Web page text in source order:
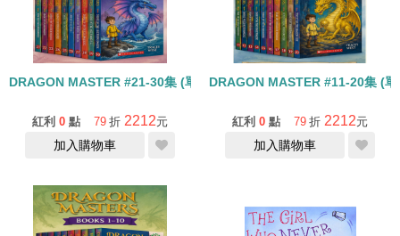
DRAGON MASTER #21-30集 (單書)
紅利 0 點 79 折 2212元
加入購物車
DRAGON MASTER #11-20集 (單
紅利 0 點 79 折 2212元
加入購物車